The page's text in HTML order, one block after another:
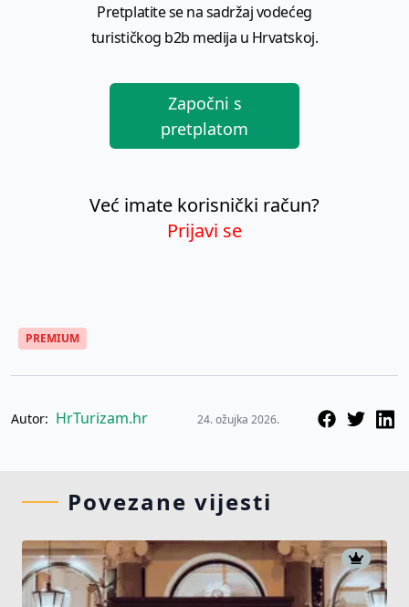
Pretplatite se na sadržaj vodećeg
turističkog b2b medija u Hrvatskoj.
Započni s
pretplatom
Već imate korisnički račun?
Prijavi se
PREMIUM
Autor: HrTurizam.hr 24. ožujka 2026.
Povezane vijesti